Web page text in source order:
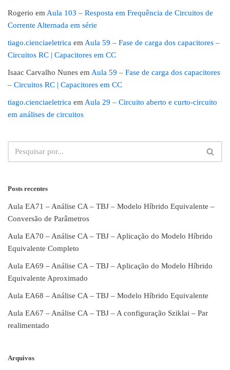
Rogerio em Aula 103 – Resposta em Frequência de Circuitos de
Corrente Alternada em série
tiago.cienciaeletrica em Aula 59 – Fase de carga dos capacitores –
Circuitos RC | Capacitores em CC
Isaac Carvalho Nunes em Aula 59 – Fase de carga dos capacitores
– Circuitos RC | Capacitores em CC
tiago.cienciaeletrica em Aula 29 – Circuito aberto e curto-circuito
em análises de circuitos
Posts recentes
Aula EA71 – Análise CA – TBJ – Modelo Híbrido Equivalente –
Conversão de Parâmetros
Aula EA70 – Análise CA – TBJ – Aplicação do Modelo Híbrido
Equivalente Completo
Aula EA69 – Análise CA – TBJ – Aplicação do Modelo Híbrido
Equivalente Aproximado
Aula EA68 – Análise CA – TBJ – Modelo Híbrido Equivalente
Aula EA67 – Análise CA – TBJ – A configuração Sziklai – Par
realimentado
Arquivos